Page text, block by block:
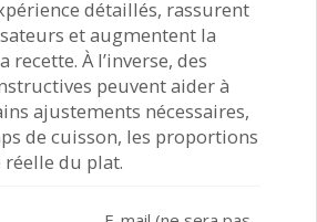
détaillés, rassurent
et augmentent la
À l’inverse, des
peuvent aider à
ajustements nécessaires,
de cuisson, les proportions
du plat.